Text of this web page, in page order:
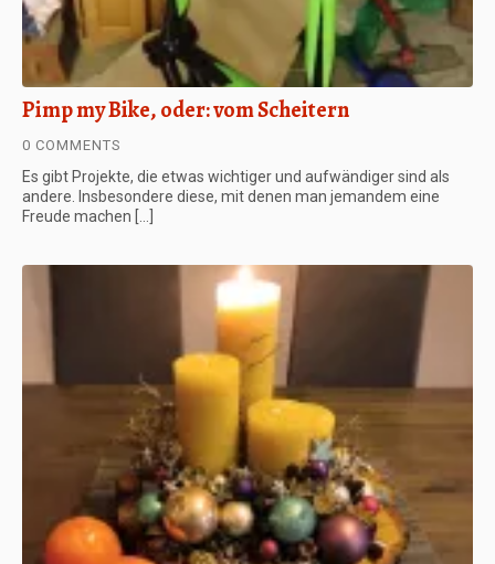
Pimp my Bike, oder: vom Scheitern
0 COMMENTS
Es gibt Projekte, die etwas wichtiger und aufwändiger sind als
andere. Insbesondere diese, mit denen man jemandem eine
Freude machen […]